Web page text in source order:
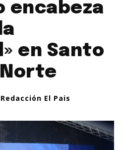
encabeza
en Santo
Norte
Redacción El Pais